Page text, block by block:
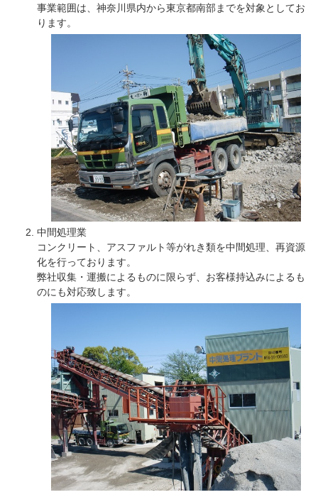
事業範囲は、神奈川県内から東京都南部までを対象としてお
ります。
中間処理業
コンクリート、アスファルト等がれき類を中間処理、再資源
化を行っております。
弊社収集・運搬によるものに限らず、お客様持込みによるも
のにも対応致します。